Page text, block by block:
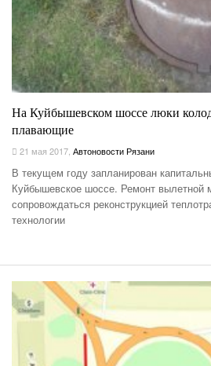
На Куйбышевском шоссе люки
плавающие
21 мая 2017 Автоновости Рязани
В текущем году запланирован
Куйбышевское шоссе. Ремонт вылетной
сопровождаться реконструкцией
технологии